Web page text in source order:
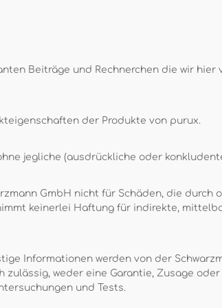
Beiträge und Rechnerchen die wir
der Produkte von purux.
jegliche (ausdrückliche oder
GmbH nicht für Schäden, die
keinerlei Haftung für indirekte,
Informationen werden von der
weder eine Garantie, Zusage
und Tests.